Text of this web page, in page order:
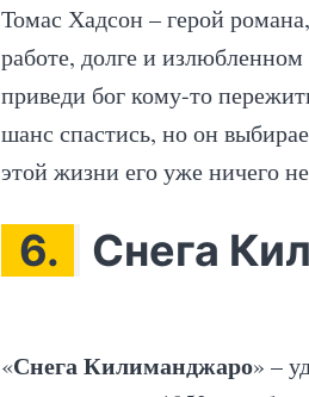
Томас Хадсон – герой
работе, долге и
приведи бог кому-то
шанс спастись, но он
этой жизни его уже ничего
6. Снега
«Снега Килиманджаро» –